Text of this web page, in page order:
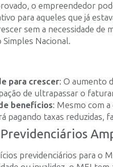
o empreendedor
para aqueles que já
sem a necessidade
Nacional.
para crescer: O aumento
de ultrapassar o
benefícios: Mesmo com
pagando taxas reduzidas,
previdenciários para o